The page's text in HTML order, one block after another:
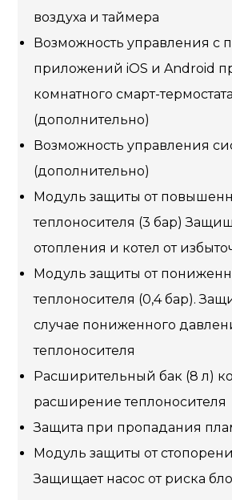
воздуха и таймера
Возможность управления с
приложений iOS и Android
комнатного смарт-термостата
(дополнительно)
Возможность управления
(дополнительно)
Модуль защиты от
теплоносителя (3 бар)
отопления и котел от
Модуль защиты от
теплоносителя (0,4 бар).
случае пониженного
теплоносителя
Расширительный бак (8 л)
расширение теплоносителя
Защита при пропадания
Модуль защиты от
Защищает насос от риска